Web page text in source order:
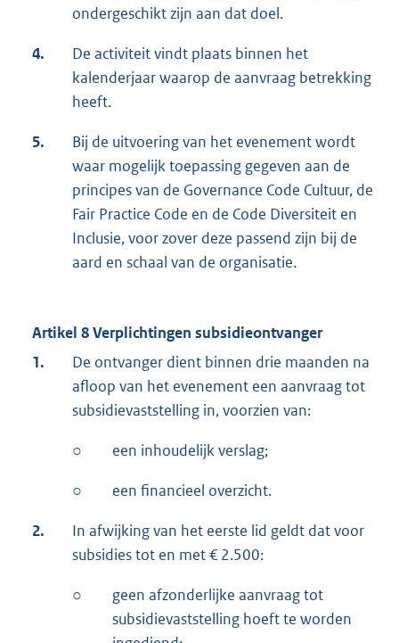
ondergeschikt zijn aan dat doel.
4.
De activiteit vindt plaats binnen het
kalenderjaar waarop de aanvraag betrekking
heeft.
5.
Bij de uitvoering van het evenement wordt
waar mogelijk toepassing gegeven aan de
principes van de Governance Code Cultuur, de
Fair Practice Code en de Code Diversiteit en
Inclusie, voor zover deze passend zijn bij de
aard en schaal van de organisatie.
Artikel 8 Verplichtingen subsidieontvanger
1.
De ontvanger dient binnen drie maanden na
afloop van het evenement een aanvraag tot
subsidievaststelling in, voorzien van:
○ een inhoudelijk verslag;
○ een financieel overzicht.
2.
In afwijking van het eerste lid geldt dat voor
subsidies tot en met € 2.500:
○
geen afzonderlijke aanvraag tot
subsidievaststelling hoeft te worden